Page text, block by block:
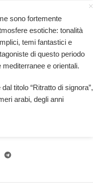
sono fortemente
esotiche: tonalità
temi fantastici e
di questo periodo
e orientali.
titolo “Ritratto di signora”,
arabi, degli anni